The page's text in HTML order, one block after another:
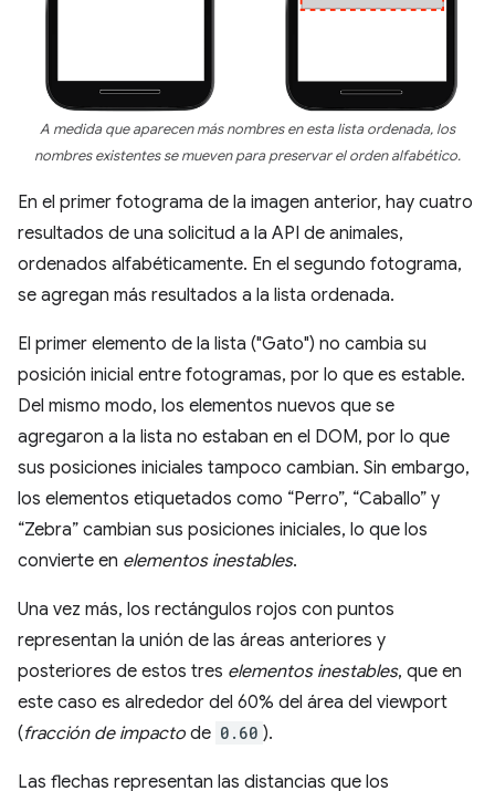
A medida que aparecen más nombres en esta lista ordenada, los
nombres existentes se mueven para preservar el orden alfabético.
En el primer fotograma de la imagen anterior, hay cuatro
resultados de una solicitud a la API de animales,
ordenados alfabéticamente. En el segundo fotograma,
se agregan más resultados a la lista ordenada.
El primer elemento de la lista ("Gato") no cambia su
posición inicial entre fotogramas, por lo que es estable.
Del mismo modo, los elementos nuevos que se
agregaron a la lista no estaban en el DOM, por lo que
sus posiciones iniciales tampoco cambian. Sin embargo,
los elementos etiquetados como “Perro”, “Caballo” y
“Zebra” cambian sus posiciones iniciales, lo que los
convierte en elementos inestables.
Una vez más, los rectángulos rojos con puntos
representan la unión de las áreas anteriores y
posteriores de estos tres elementos inestables, que en
este caso es alrededor del 60% del área del viewport
(fracción de impacto de 0.60 ).
Las flechas representan las distancias que los